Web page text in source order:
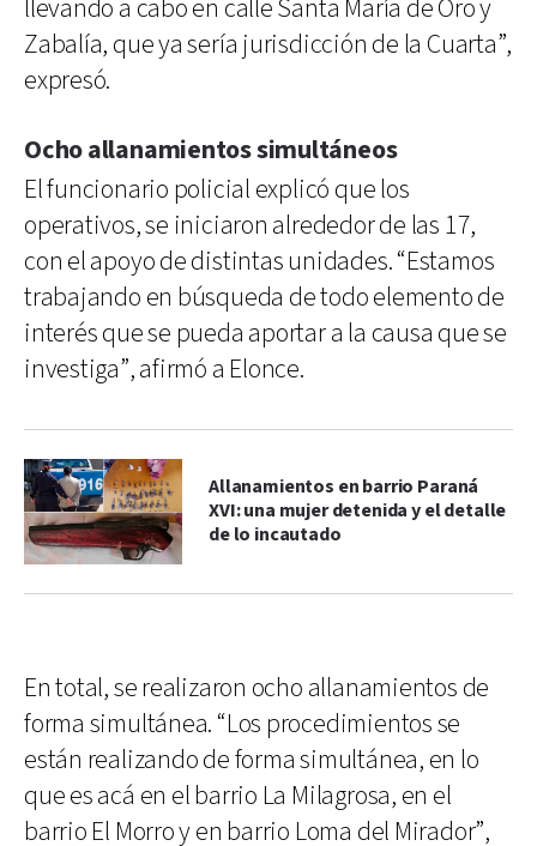
llevando a cabo en calle Santa María de Oro y
Zabalía, que ya sería jurisdicción de la Cuarta”,
expresó.
Ocho allanamientos simultáneos
El funcionario policial explicó que los
operativos, se iniciaron alrededor de las 17,
con el apoyo de distintas unidades. “Estamos
trabajando en búsqueda de todo elemento de
interés que se pueda aportar a la causa que se
investiga”, afirmó a Elonce.
Allanamientos en barrio Paraná
XVI: una mujer detenida y el detalle
de lo incautado
En total, se realizaron ocho allanamientos de
forma simultánea. “Los procedimientos se
están realizando de forma simultánea, en lo
que es acá en el barrio La Milagrosa, en el
barrio El Morro y en barrio Loma del Mirador”,